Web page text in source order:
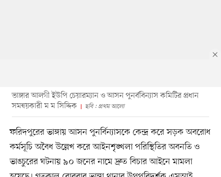
ভাঙ্গার আলগী ইউপি চেয়ারম্যান ও আসন পুনর্ববিন্যাস কমিটির প্রধান
সমন্বয়কারী ম ম সিদ্দিক
ছবি : প্রথম আলো
ফরিদপুরের ভাঙ্গায় আসন পুনর্বিন্যাসকে কেন্দ্র করে সড়ক অবরোধ
কর্মসূচি অবৈধ উল্লেখ করে আইনশৃঙ্খলা পরিস্থিতির অবনতি ও
ভাঙচুরের ঘটনায় ৯০ জনের নামে দ্রুত বিচার আইনে মামলা